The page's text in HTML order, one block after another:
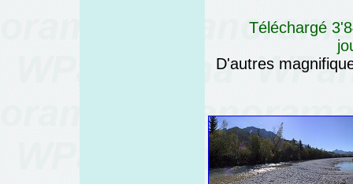
Téléchargé
D'autres